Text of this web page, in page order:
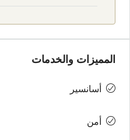
المميزات والخدمات
أسانسير
أمن